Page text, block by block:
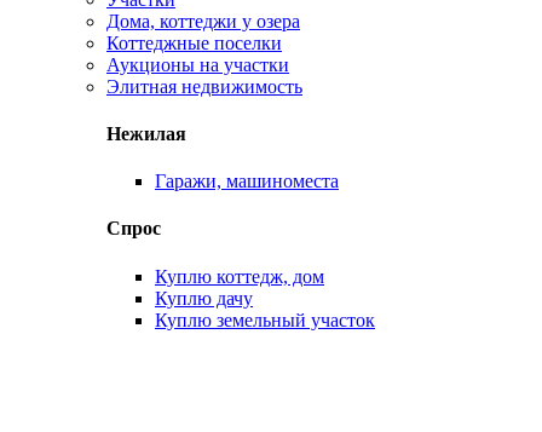
Дома, коттеджи у озера
Коттеджные поселки
Аукционы на участки
Элитная недвижимость
Нежилая
Гаражи, машиноместа
Спрос
Куплю коттедж, дом
Куплю дачу
Куплю земельный участок